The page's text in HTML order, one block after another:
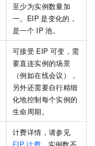
至少为实例数量加
一。EIP 是变化的，
是一个 IP 池。
可接受 EIP 可变，需
要直连实例的场景
（例如在线会议），
另外还需要自行精细
化地控制每个实例的
生命周期。
计费详情，请参见